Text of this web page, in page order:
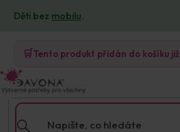
obsah
Děti bez mobilu.
🛒Tento produkt přidán do košíku již